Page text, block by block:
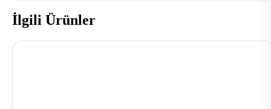
İlgili Ürünler